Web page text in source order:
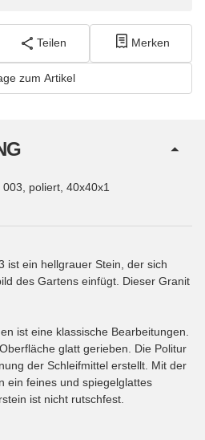
Teilen Merken
zum Artikel
poliert, 40x40x1
ist ein hellgrauer Stein, der sich
des Gartens einfügt. Dieser Granit
ist eine klassische Bearbeitungen.
glatt gerieben. Die Politur
der Schleifmittel erstellt. Mit der
ein feines und spiegelglattes
ist nicht rutschfest.